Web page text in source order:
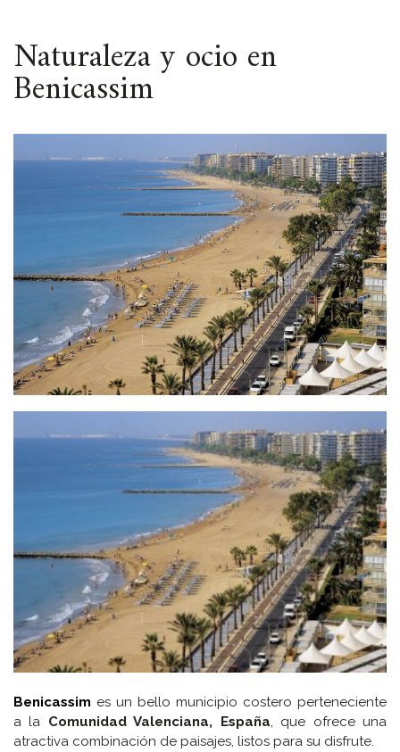
ESPACIO
Naturaleza y ocio en
Benicassim
Benicassim es un bello municipio costero perteneciente
a la Comunidad Valenciana, España, que ofrece una
atractiva combinación de paisajes, listos para su disfrute.